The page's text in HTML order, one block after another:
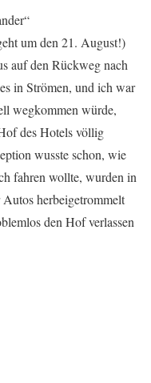
um den 21. August!)
auf den Rückweg nach
in Strömen, und ich war
wegkommen würde,
des Hotels völlig
wusste schon, wie
fahren wollte, wurden in
herbeigetrommelt
den Hof verlassen